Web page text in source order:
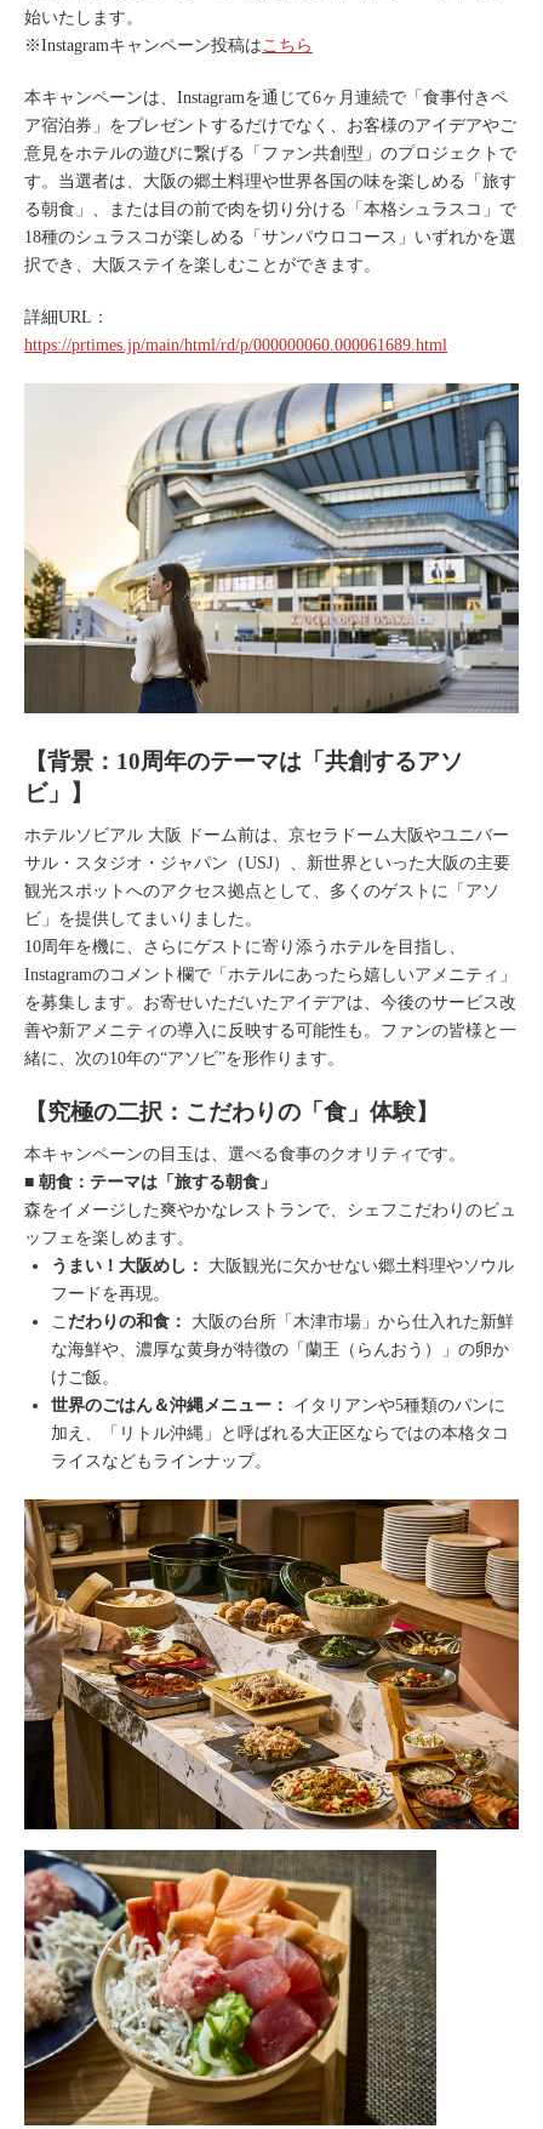
始いたします。
※Instagramキャンペーン投稿はこちら
本キャンペーンは、Instagramを通じて6ヶ月連続で「食事付きペ
ア宿泊券」をプレゼントするだけでなく、お客様のアイデアやご
意見をホテルの遊びに繋げる「ファン共創型」のプロジェクトで
す。当選者は、大阪の郷土料理や世界各国の味を楽しめる「旅す
る朝食」、または目の前で肉を切り分ける「本格シュラスコ」で
18種のシュラスコが楽しめる「サンパウロコース」いずれかを選
択でき、大阪ステイを楽しむことができます。
詳細URL：
https://prtimes.jp/main/html/rd/p/000000060.000061689.html
【背景：10周年のテーマは「共創するアソ
ビ」】
ホテルソビアル 大阪 ドーム前は、京セラドーム大阪やユニバー
サル・スタジオ・ジャパン（USJ）、新世界といった大阪の主要
観光スポットへのアクセス拠点として、多くのゲストに「アソ
ビ」を提供してまいりました。
10周年を機に、さらにゲストに寄り添うホテルを目指し、
Instagramのコメント欄で「ホテルにあったら嬉しいアメニティ」
を募集します。お寄せいただいたアイデアは、今後のサービス改
善や新アメニティの導入に反映する可能性も。ファンの皆様と一
緒に、次の10年の“アソビ”を形作ります。
【究極の二択：こだわりの「食」体験】
本キャンペーンの目玉は、選べる食事のクオリティです。
■ 朝食：テーマは「旅する朝食」
森をイメージした爽やかなレストランで、シェフこだわりのビュ
ッフェを楽しめます。
うまい！大阪めし：
大阪観光に欠かせない郷土料理やソウル
フードを再現。
こ だわりの和食：
大阪の台所「木津市場」から仕入れた新鮮
な海鮮や、濃厚な黄身が特徴の「蘭王（らんおう）」の卵か
けご飯。
世界のごはん＆沖縄メニュー：
イタリアンや5種類のパンに
加え、「リトル沖縄」と呼ばれる大正区ならではの本格タコ
ライスなどもラインナップ。